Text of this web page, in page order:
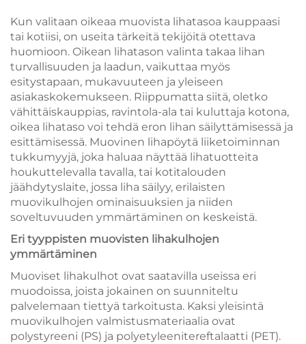
Kun valitaan oikeaa muovista lihatasoa kauppaasi
tai kotiisi, on useita tärkeitä tekijöitä otettava
huomioon. Oikean lihatason valinta takaa lihan
turvallisuuden ja laadun, vaikuttaa myös
esitystapaan, mukavuuteen ja yleiseen
asiakaskokemukseen. Riippumatta siitä, oletko
vähittäiskauppias, ravintola-ala tai kuluttaja kotona,
oikea lihataso voi tehdä eron lihan säilyttämisessä ja
esittämisessä. Muovinen lihapöytä liiketoiminnan
tukkumyyjä, joka haluaa näyttää lihatuotteita
houkuttelevalla tavalla, tai kotitalouden
jäähdytyslaite, jossa liha säilyy, erilaisten
muovikulhojen ominaisuuksien ja niiden
soveltuvuuden ymmärtäminen on keskeistä.
Eri tyyppisten muovisten lihakulhojen
ymmärtäminen
Muoviset lihakulhot ovat saatavilla useissa eri
muodoissa, joista jokainen on suunniteltu
palvelemaan tiettyä tarkoitusta. Kaksi yleisintä
muovikulhojen valmistusmateriaalia ovat
polystyreeni (PS) ja polyetyleenitereftalaatti (PET).